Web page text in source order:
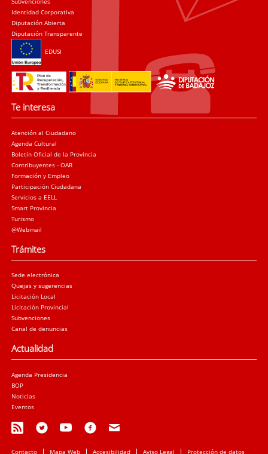
Identidad Corporativa
Diputación Abierta
Diputación Transparente
EDUSI
Te interesa
Atención al Ciudadano
Agenda Cultural
Boletín Oficial de la Provincia
Contribuyentes - OAR
Formación y Empleo
Participación Ciudadana
Servicios a EELL
Smart Provincia
Turismo
@Webmail
Trámites
Sede electrónica
Quejas y sugerencias
Licitación Local
Licitación Provincial
Subvenciones
Canal de denuncias
Actualidad
Agenda Presidencia
BOP
Noticias
Eventos
Contacto Mapa Web Accesibilidad Aviso Legal Protección de datos